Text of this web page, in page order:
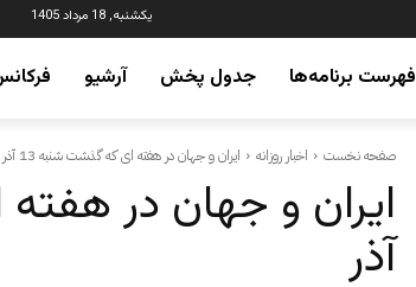
یکشنبه, 18 مرداد 1405
فهرست برنامه‌ها جدول پخش آرشیو
صفحه نخست اخبار روزانه ایران و جهان در هفته ای که گذشت شنبه 13 آذر
آذر